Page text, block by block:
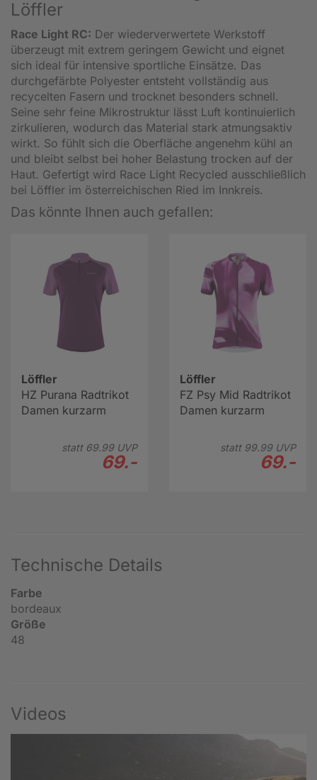
Löffler
Race Light RC: Der wiederverwertete Werkstoff
überzeugt mit extrem geringem Gewicht und eignet
sich ideal für intensive sportliche Einsätze. Das
durchgefärbte Polyester entsteht vollständig aus
recycelten Fasern und trocknet besonders schnell.
Seine sehr feine Mikrostruktur lässt Luft kontinuierlich
zirkulieren, wodurch das Material stark atmungsaktiv
wirkt. So fühlt sich die Oberfläche angenehm kühl an
und bleibt selbst bei hoher Belastung trocken auf der
Haut. Gefertigt wird Race Light Recycled ausschließlich
bei Löffler im österreichischen Ried im Innkreis.
Das könnte Ihnen auch gefallen:
Löffler
HZ Purana Radtrikot
Damen kurzarm
statt 69.99UVP
69.-
Löffler
FZ Psy Mid Radtrikot
Damen kurzarm
statt 99.99UVP
69.-
Technische Details
Farbe
bordeaux
Größe
48
Videos